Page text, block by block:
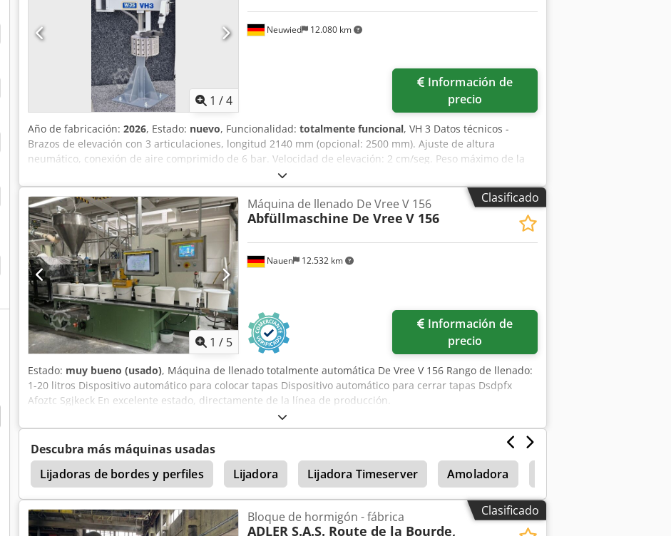
1 /4
Neuwied 12.080 km
precio
Año de fabricación: 2026, Estado: nuevo, Funcionalidad: totalmente funcional, VH 3 Datos técnicos -
Brazos de elevación con 3 articulaciones, longitud 2140 mm (opcional: 2500 mm). Ajuste de altura
neumático, conexión de aire comprimido de 6 bar. Velocidad de elevación: 2 cm/seg. Peso máximo de la
herramienta, vertical: 50 kg. Peso máximo de la herramienta, horizontal: 100 kg. Elevador de herramientas
WJS • Mejore sus condiciones de trabajo y proteja su espalda. • ¡No más levantamientos pesados ni
posturas de trabajo antinaturales al cambiar herramientas! • El dispositivo ergonómico de elevación de
herramientas de WJS facilita considerablemente el cambio de herramientas en máquinas cepilladoras. •
Da igual si desea cambiar la herramienta en el husillo horizontal o vertical. • El dispositivo de elevación no
solo protege a las personas, sino también la herramienta y el husillo. • El cambio es más rápido, su
empresa ahorra costes y gana en productividad. • Donde antes se necesitaban dos personas para
levantar cargas pesadas, ahora una sola puede mover fácilmente el peso de la herramienta. Precio salida
fábrica. Plazo de entrega: 10–12 semanas. 1 unidad en stock, venta intermedia reservada. Dcodpfxjym
Rygs Afkek
Clasificado
1 / 5
Nauen 12.532 km
Máquina de llenado De Vree V 156
Abfüllmaschine De Vree V 156
precio
Estado: muy bueno (usado), Máquina de llenado totalmente automática De Vree V 156 Rango de llenado:
1-20 litros Dispositivo automático para colocar tapas Dispositivo automático para cerrar tapas Dsdpfx
Afoztc Sgjkeck En excelente estado, directamente de la línea de producción.
Descubra más máquinas usadas
Lijadoras de bordes y perfiles
Lijadora Lijadora Timeserver Amoladora
Clasificado
Bloque de hormigón - fábrica
ADLER S.A.S. Route de la Bourde,